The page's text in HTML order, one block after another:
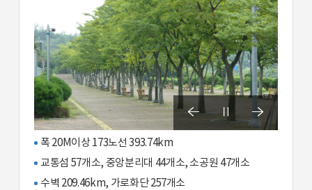
폭 20M이상 173노선 393.74km
교통섬 57개소, 중앙분리대 44개소, 소공원 47개소
수벽 209.46km, 가로화단 257개소